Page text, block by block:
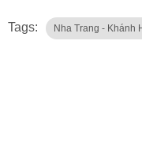
Tags: Nha Trang - Khánh